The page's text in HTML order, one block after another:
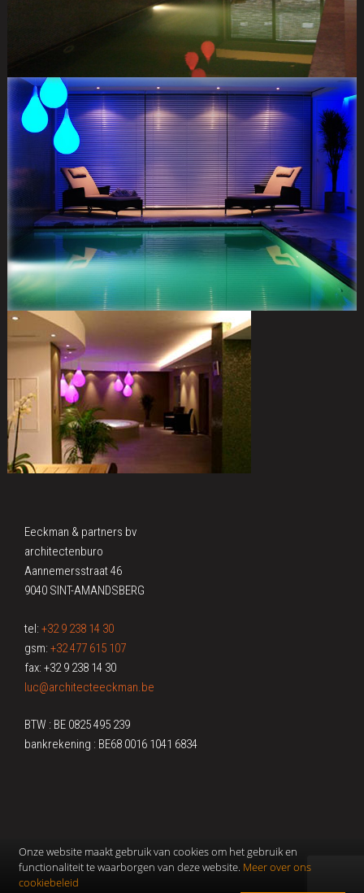
Eeckman & partners bv
architectenburo
Aannemersstraat 46
9040 SINT-AMANDSBERG
tel: +32 9 238 14 30
gsm: +32 477 615 107
fax: +32 9 238 14 30
luc@architecteeckman.be
BTW : BE 0825 495 239
bankrekening : BE68 0016 1041 6834
Onze website maakt gebruik van cookies om het gebruik en
functionaliteit te waarborgen van deze website. Meer over ons
cookiebeleid